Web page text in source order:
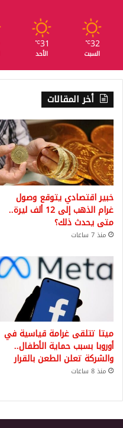
32
℃
السبت
31
℃
الأحد
أخر المقالات
خبير اقتصادي يتوقع وصول
غرام الذهب إلى 12 ألف ليرة..
متى يحدث ذلك؟
منذ 7 ساعات
ميتا تتلقى غرامة قياسية في
أوروبا بسبب حماية الأطفال..
والشركة تعلن الطعن بالقرار
منذ 8 ساعات